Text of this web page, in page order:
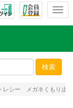
T
l
e
n
v
検索
レシー メガネくもり止